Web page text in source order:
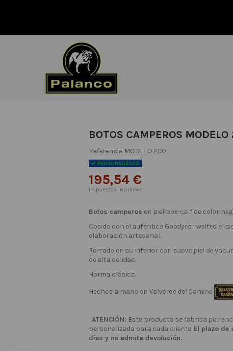
BOTOS CAMPEROS
Referencia MODELO 200
PERSONALIZADO
195,54 €
Impuestos incluidos
Botos camperos en piel box-calf de color
Cosido con el auténtico Goodyear welted el
elaboración artesanal.
Forrado en su interior con suave piel de
de alta calidad.
Horma clásica.
Hechos a mano en Valverde del Camino
ATENCIÓN: Este producto se fabrica por
personalizada para cada cliente. El plazo de
días y no admite devolución.